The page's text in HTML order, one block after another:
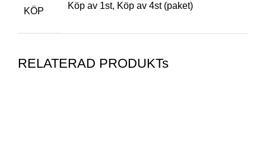
KÖP
Köp av 1st, Köp av 4st (paket)
RELATERAD PRODUKTs